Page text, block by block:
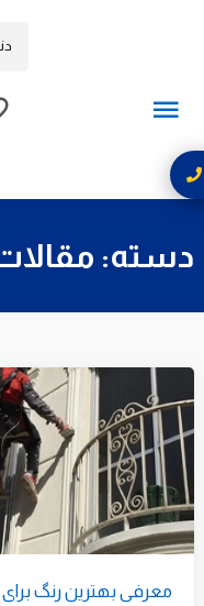
دسته:
معرفی بهترین رنگ